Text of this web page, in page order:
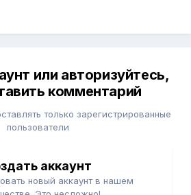
или авторизуйтесь,
комментарий
только зарегистрированные
пользователи
аккаунт
новый аккаунт в нашем